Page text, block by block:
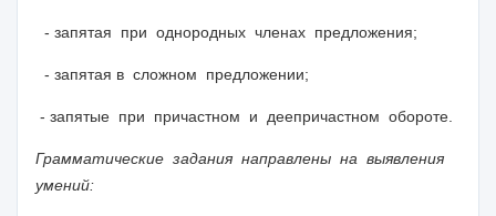
- запятая при однородных членах предложения;
- запятая в сложном предложении;
- запятые при причастном и деепричастном обороте.
Грамматические задания направлены на выявления
умений: